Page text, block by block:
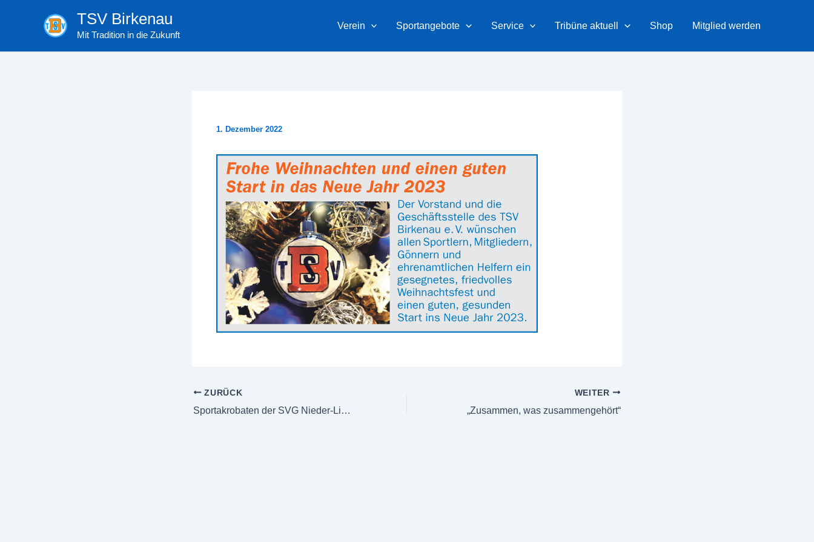
TSV Birkenau
Mit Tradition in die Zukunft
Verein Sportangebote Service Tribüne aktuell Shop Mitglied werden
1. Dezember 2022
ZURÜCK
Sportakrobaten der SVG Nieder-Liebersbach bedanken sich
WEITER
„Zusammen, was zusammengehört“